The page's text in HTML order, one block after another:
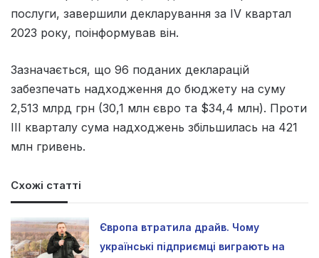
послуги, завершили декларування за IV квартал
2023 року, поінформував він.
Зазначається, що 96 поданих декларацій
забезпечать надходження до бюджету на суму
2,513 млрд грн (30,1 млн євро та $34,4 млн). Проти
ІІІ кварталу сума надходжень збільшилась на 421
млн гривень.
Схожі статті
Європа втратила драйв. Чому
українські підприємці виграють на